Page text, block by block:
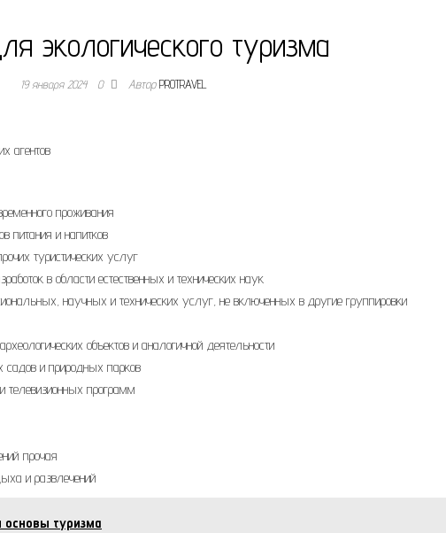
экологического туризма
19 января 2024 0 АвторPROTRAVEL
агентов
проживания
питания и напитков
туристических услуг
в области естественных и технических наук
научных и технических услуг, не включенных в другие группировки
объектов и аналогичной деятельности
садов и природных парков
телевизионных программ
прочая
и развлечений
основы туризма